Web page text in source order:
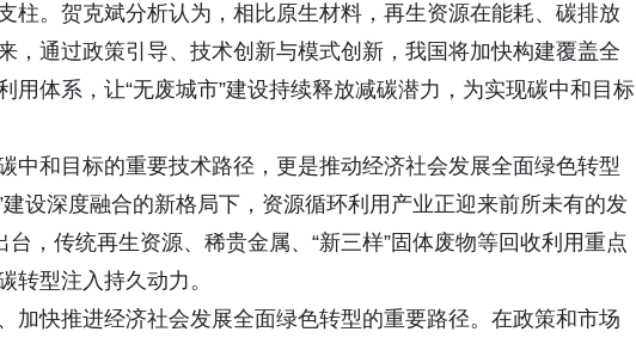
柱。贺克斌分析认为，相比原生材料，再生资源在能耗、碳排放
，通过政策引导、技术创新与模式创新，我国将加快构建覆盖全
用体系，让“无废城市”建设持续释放减碳潜力，为实现碳中和目标
中和目标的重要技术路径，更是推动经济社会发展全面绿色转型
建设深度融合的新格局下，资源循环利用产业正迎来前所未有的发
台，传统再生资源、稀贵金属、“新三样”固体废物等回收利用重点
转型注入持久动力。
加快推进经济社会发展全面绿色转型的重要路径。在政策和市场